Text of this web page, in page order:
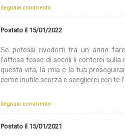
Segnala commento
Postato il 15/01/2022
Se potessi rivederti tra un anno
l’attesa fosse di secoli li conterei sulla
questa vita, la mia e la tua
come inutile scorza e sceglierei con te
Segnala commento
Postato il 15/01/2021